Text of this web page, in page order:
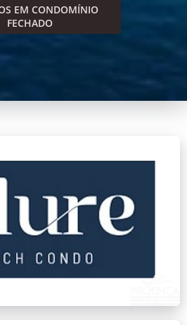
EM CONDOMÍNIO
FECHADO